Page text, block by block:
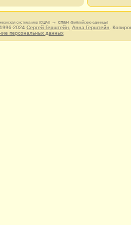
система мер (США)) → спан (Библейские единицы)
2024 Сергей Герштейн Анна Герштейн .
персональных данных